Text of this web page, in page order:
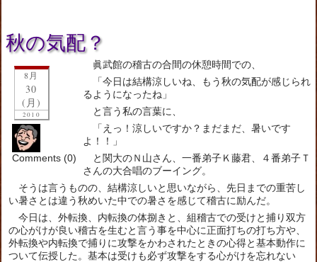
秋の気配？
8月
30
(月)
2010
Comments (0)
眞武館の稽古の合間の休憩時間での、
「今日は結構涼しいね、もう秋の気配が感じられ
るようになったね」
と言う私の言葉に、
「えっ！涼しいですか？まだまだ、暑いです
よ！！」
と関大のＮ山さん、一番弟子Ｋ藤君、４番弟子Ｔ
さんの大合唱のブーイング。
そうは言うものの、結構涼しいと思いながら、先日までの重苦し
い暑さとは違う秋めいた中での暑さを感じて稽古に励んだ。
今日は、外転換、内転換の体捌きと、組稽古での受けと捕り双方
の心がけが良い稽古を生むと言う事を中心に正面打ちの打ち方や、
外転換や内転換で捕りに攻撃をかわされたときの心得と基本動作に
ついて伝授した。基本は受けも必ず攻撃をする心がけを忘れない